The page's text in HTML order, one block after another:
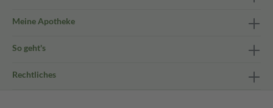
Meine Apotheke
So geht's
Rechtliches